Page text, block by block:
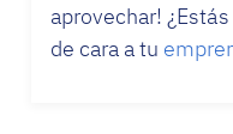
aprovechar!
de cara a tu